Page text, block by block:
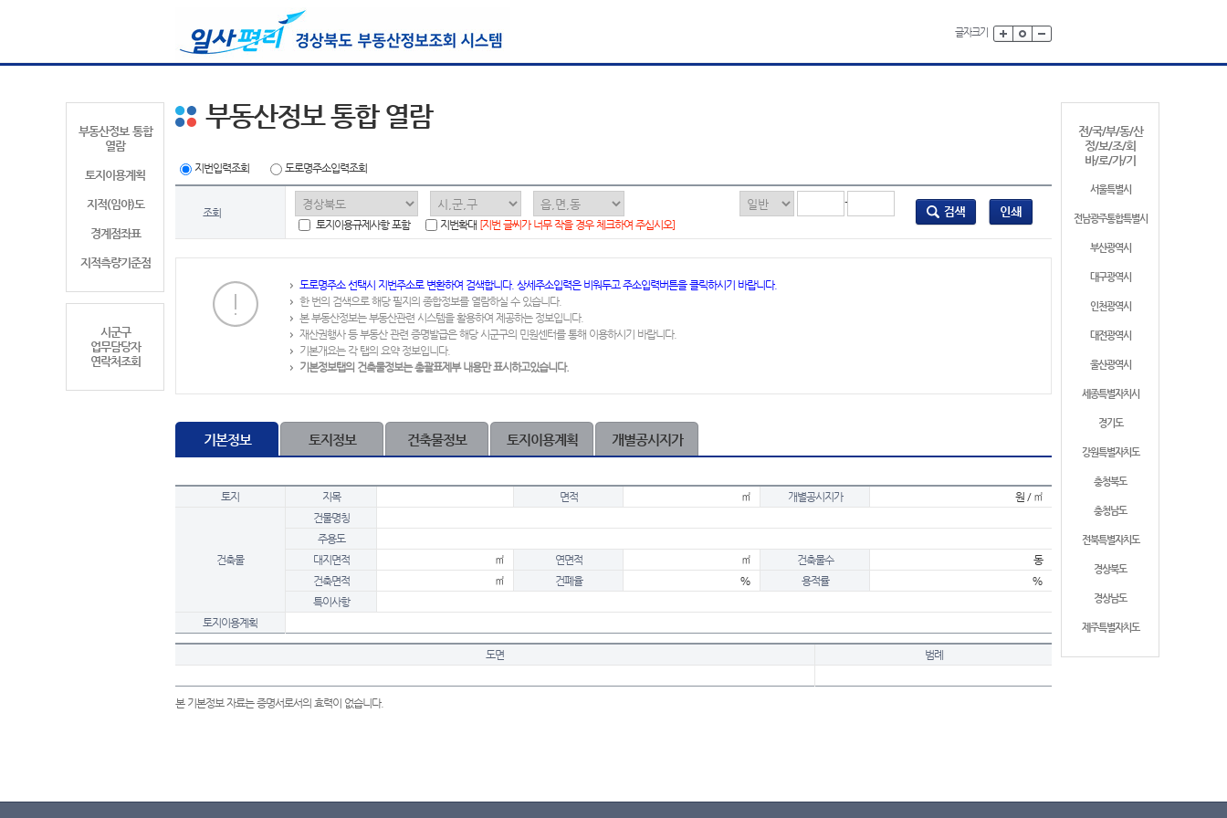
글자크기
부동산정보 통합
열람
토지이용계획
지적(임야)도
경계점좌표
지적측량기준점
시군구
업무담당자
연락처조회
전/국/부/동/산
정/보/조/회
바/로/가/기
서울특별시
전남광주통합특별시
부산광역시
대구광역시
인천광역시
대전광역시
울산광역시
세종특별자치시
경기도
강원특별자치도
충청북도
충청남도
전북특별자치도
경상북도
경상남도
제주특별자치도
부동산정보 통합 열람
지번입력조회 도로명주소입력조회
조회
-
토지이용규제사항 포함
지번확대 [지번 글씨가 너무 작을 경우 체크하여 주십시오]
도로명주소 선택시 지번주소로 변환하여 검색합니다. 상세주소입력은 비워두고 주소입력버튼을 클릭하시기 바랍니다.
한 번의 검색으로 해당 필지의 종합정보를 열람하실 수 있습니다.
본 부동산정보는 부동산관련 시스템을 활용하여 제공하는 정보입니다.
재산권행사 등 부동산 관련 증명발급은 해당 시군구의 민원센터를 통해 이용하시기 바랍니다.
기본개요는 각 탭의 요약 정보입니다.
기본정보탭의 건축물정보는 총괄표제부 내용만 표시하고있습니다.
기본정보 토지정보 건축물정보 토지이용계획 개별공시지가
토지 지목 면적 ㎡ 개별공시지가 원 / ㎡
건축물
건물명칭
주용도
대지면적
㎡ 연면적 ㎡ 건축물수
동
건축면적
㎡ 건폐율 % 용적률
%
특이사항
토지이용계획
도면 범례
본 기본정보 자료는 증명서로서의 효력이 없습니다.